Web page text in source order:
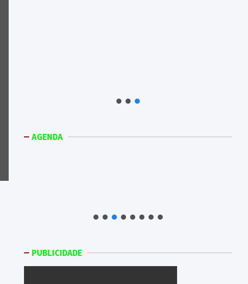
AGENDA
PUBLICIDADE